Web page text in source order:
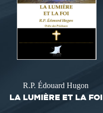
R.P. Édouard Hugon
LA LUMIÈRE ET LA FOI